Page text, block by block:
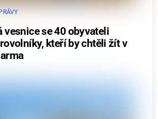
vesnice se 40 obyvateli
kteří by chtěli žít v